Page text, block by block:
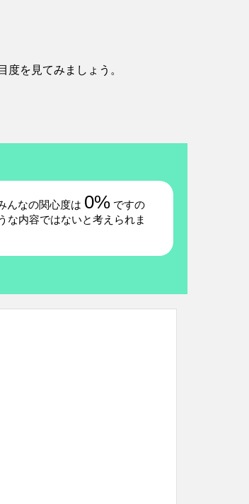
を見てみましょう。
んなの関心度は 0% ですの
な内容ではないと考えられま